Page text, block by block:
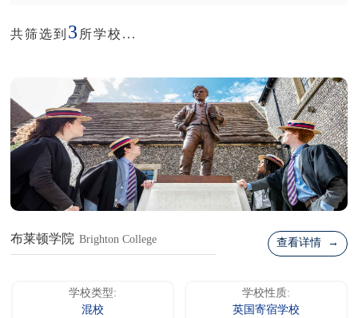
共筛选到 3 所学校...
布莱顿学院 Brighton College 查看详情 →
学校类型:
混校
学校性质:
英国寄宿学校